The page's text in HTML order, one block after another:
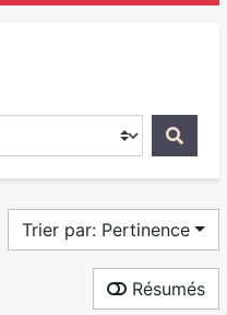
Trier par: Pertinence
Résumés